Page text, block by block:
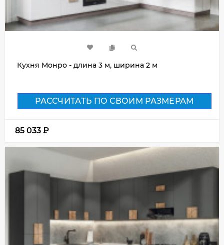
Кухня Монро - длина 3 м, ширина 2 м
РАССЧИТАТЬ ПО СВОИМ РАЗМЕРАМ
85 033 ₽